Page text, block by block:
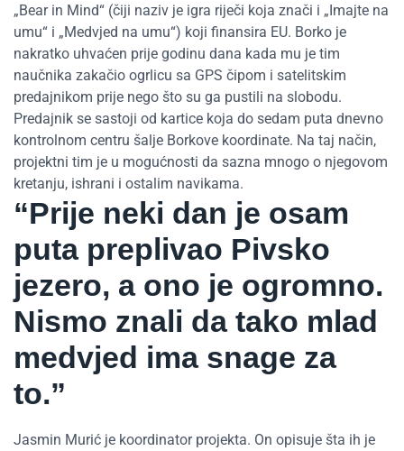
„Bear in Mind“ (čiji naziv je igra riječi koja znači i „Imajte na
umu“ i „Medvjed na umu“) koji finansira EU. Borko je
nakratko uhvaćen prije godinu dana kada mu je tim
naučnika zakačio ogrlicu sa GPS čipom i satelitskim
predajnikom prije nego što su ga pustili na slobodu.
Predajnik se sastoji od kartice koja do sedam puta dnevno
kontrolnom centru šalje Borkove koordinate. Na taj način,
projektni tim je u mogućnosti da sazna mnogo o njegovom
kretanju, ishrani i ostalim navikama.
“Prije neki dan je osam
puta preplivao Pivsko
jezero, a ono je ogromno.
Nismo znali da tako mlad
medvjed ima snage za
to.”
Jasmin Murić je koordinator projekta. On opisuje šta ih je